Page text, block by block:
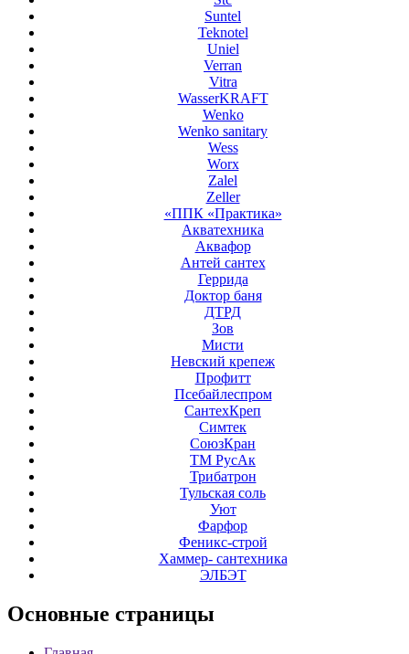
Suntel
Teknotel
Uniel
Verran
Vitra
WasserKRAFT
Wenko
Wenko sanitary
Wess
Worx
Zalel
Zeller
«ППК «Практика»
Акватехника
Аквафор
Антей сантех
Геррида
Доктор баня
ДТРД
Зов
Мисти
Невский крепеж
Профитт
Псебайлеспром
СантехКреп
Симтек
СоюзКран
ТМ РусАк
Трибатрон
Тульская соль
Уют
Фарфор
Феникс-строй
Хаммер- сантехника
ЭЛБЭТ
Основные страницы